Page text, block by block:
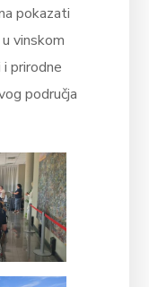
pokazati
vinskom
prirodne
područja